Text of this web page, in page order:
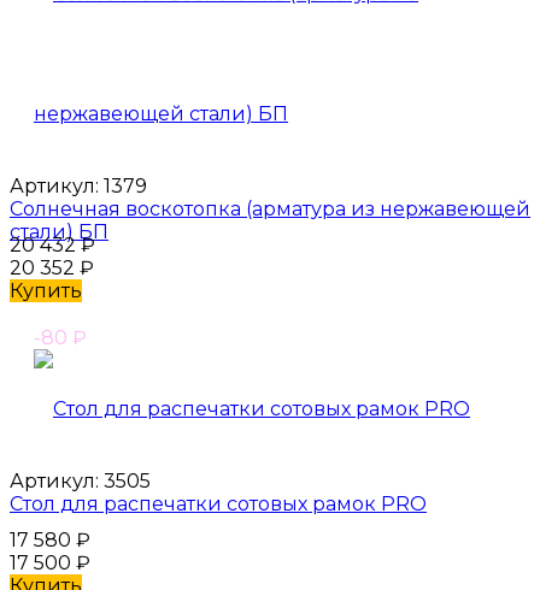
Артикул: 1379
Солнечная воскотопка (арматура из нержавеющей
стали) БП
20 432₽
20 352 ₽
Купить
-80 ₽
Артикул: 3505
Стол для распечатки сотовых рамок PRO
17 580 ₽
17 500 ₽
Купить